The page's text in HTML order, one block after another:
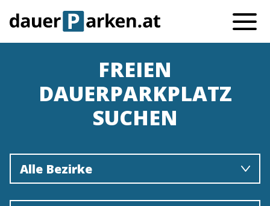
FREIEN
DAUERPARKPLATZ
SUCHEN
Alle Bezirke